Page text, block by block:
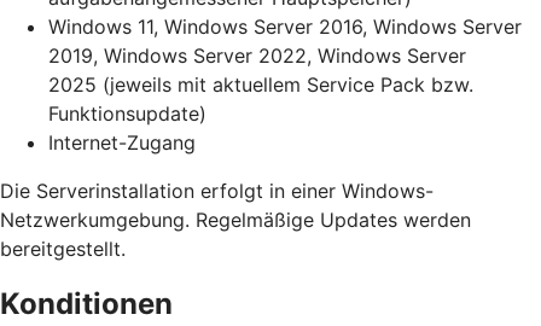
Windows 11, Windows Server 2016, Windows Server
2019, Windows Server 2022, Windows Server
2025 (jeweils mit aktuellem Service Pack bzw.
Funktionsupdate)
Internet-Zugang
Die Serverinstallation erfolgt in einer Windows-
Netzwerkumgebung. Regelmäßige Updates werden
bereitgestellt.
Konditionen